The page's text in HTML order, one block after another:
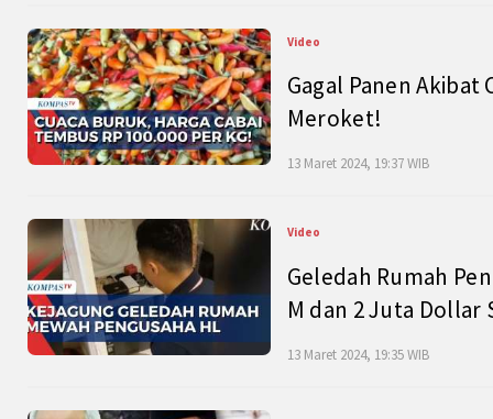
Video
Gagal Panen Akibat
Meroket!
13 Maret 2024, 19:37 WIB
Video
Geledah Rumah
M dan 2 Juta Dollar
13 Maret 2024, 19:35 WIB